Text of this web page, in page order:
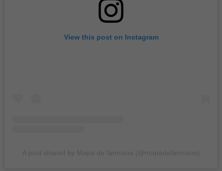
View this post on Instagram